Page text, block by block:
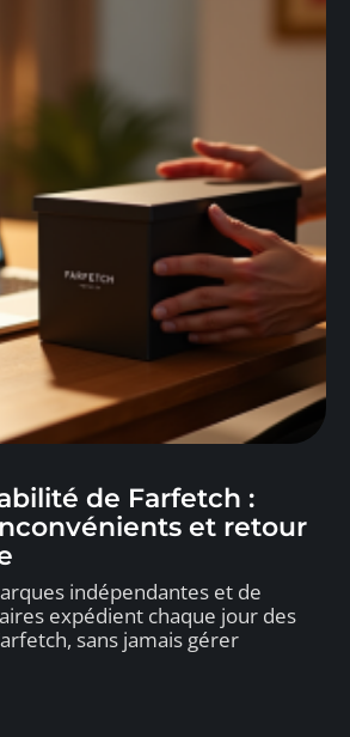
de Farfetch :
et retour
indépendantes et de
expédient chaque jour des
sans jamais gérer